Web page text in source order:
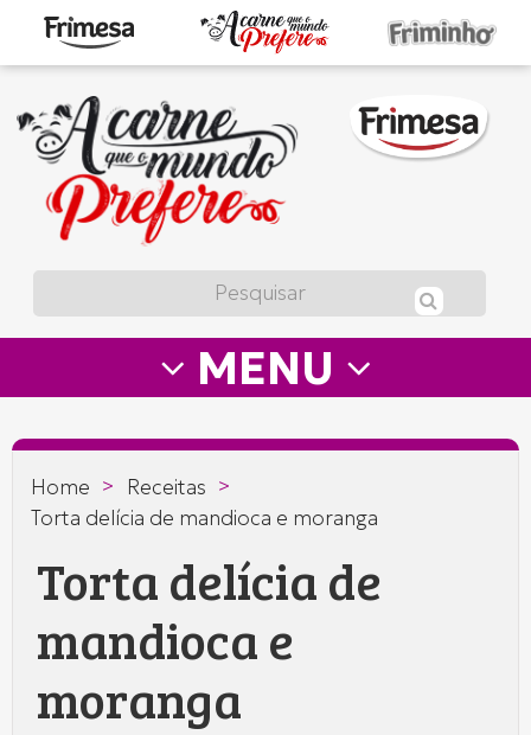
A
carne
que
prefere
—
Frimesa
MENU
Home > Receitas >
Torta delícia de mandioca e moranga
Torta delícia de
mandioca e
moranga